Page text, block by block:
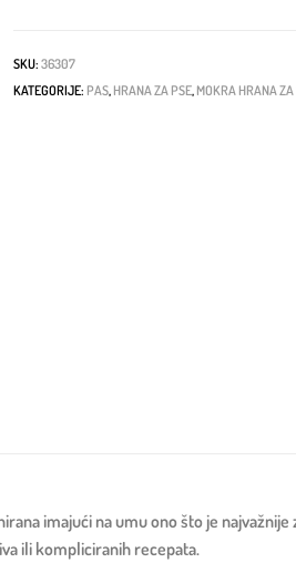
SKU:36307
KATEGORIJE: PAS, HRANA ZA PSE, MOKRA HRANA ZA
imajući na umu ono što je
ili kompliciranih recepata.